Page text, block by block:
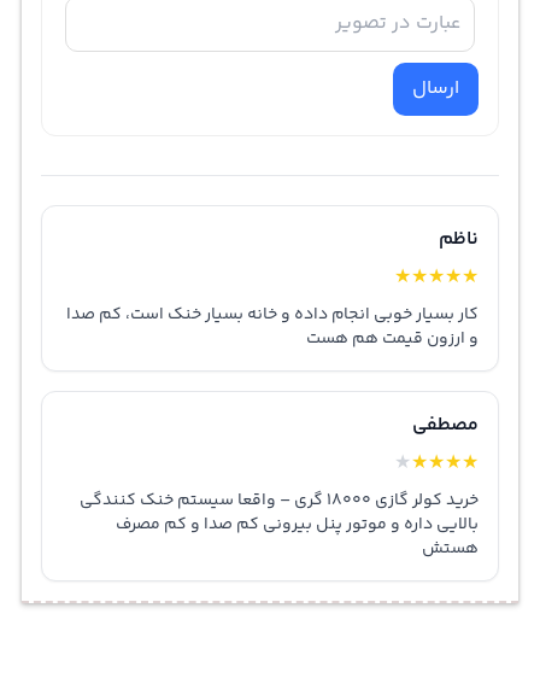
ارسال
ناظم
★
★
★
★
★
کار بسیار خوبی انجام داده و خانه بسیار خنک است، کم صدا
و ارزون قیمت هم هست
مصطفی
★
★
★
★
★
خرید کولر گازی ۱۸۰۰۰ گری – واقعا سیستم خنک کنندگی
بالایی داره و موتور پنل بیرونی کم صدا و کم مصرف
هستش